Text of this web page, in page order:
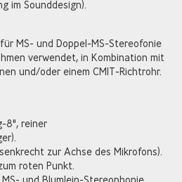
im Sounddesign).
MS- und Doppel-MS-Stereofonie
verwendet, in Kombination mit
und/oder einem CMIT-Richtrohr.
8", reiner
zur Achse des Mikrofons).
roten Punkt.
und Blumlein-Stereophonie